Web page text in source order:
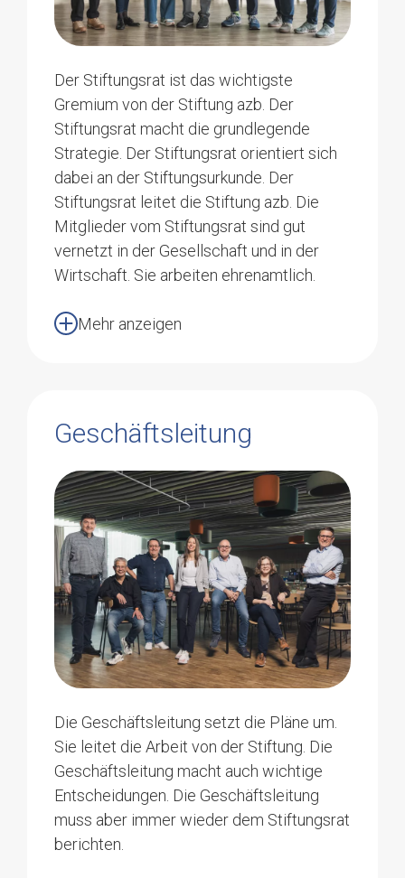
Der Stiftungsrat ist das wichtigste
Gremium von der Stiftung azb. Der
Stiftungsrat macht die grundlegende
Strategie. Der Stiftungsrat orientiert sich
dabei an der Stiftungsurkunde. Der
Stiftungsrat leitet die Stiftung azb. Die
Mitglieder vom Stiftungsrat sind gut
vernetzt in der Gesellschaft und in der
Wirtschaft. Sie arbeiten ehrenamtlich.
Martin Werfeli
Präsident
4805 Brittnau
stiftungsratspraesident@azb.ch
Marianne Meier-Tüscher
Vizepräsidentin
Primarlehrerin
4802 Strengelbach
Marianne Schneitter
Mehr anzeigen
Geschäftsleitung
Die Geschäftsleitung setzt die Pläne um.
Sie leitet die Arbeit von der Stiftung. Die
Geschäftsleitung macht auch wichtige
Entscheidungen. Die Geschäftsleitung
muss aber immer wieder dem Stiftungsrat
berichten.